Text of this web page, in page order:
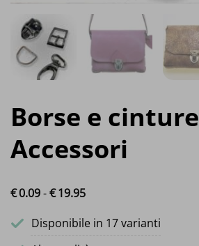
Borse e cinture
Accessori
€0.09-€19.95
Disponibile in 17 varianti